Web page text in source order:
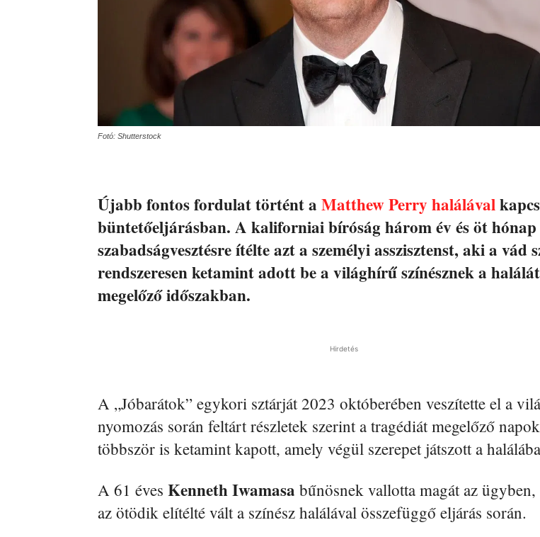
Fotó: Shutterstock
Újabb fontos fordulat történt a Matthew Perry halálával
büntetőeljárásban. A kaliforniai bíróság három év és öt hónap
szabadságvesztésre ítélte azt a személyi asszisztenst, aki a vád
rendszeresen ketamint adott be a világhírű színésznek a halálát
megelőző időszakban.
Hirdetés
A „Jóbarátok” egykori sztárját 2023 októberében veszítette el a
nyomozás során feltárt részletek szerint a tragédiát megelőző
többször is ketamint kapott, amely végül szerepet játszott a
A 61 éves Kenneth Iwamasa bűnösnek vallotta magát az ügyben,
az ötödik elítélté vált a színész halálával összefüggő eljárás során.